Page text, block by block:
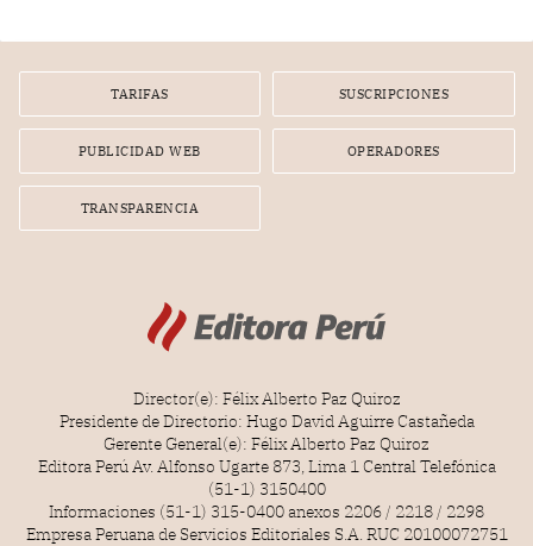
por la frustrada realización de un meet and greet con
TARIFAS SUSCRIPCIONES
PUBLICIDAD WEB OPERADORES
TRANSPARENCIA
Director(e): Félix Alberto Paz Quiroz
Presidente de Directorio: Hugo David Aguirre Castañeda
Gerente General(e): Félix Alberto Paz Quiroz
Editora Perú Av. Alfonso Ugarte 873, Lima 1 Central Telefónica
(51-1) 3150400
Informaciones (51-1) 315-0400 anexos 2206 / 2218 / 2298
Empresa Peruana de Servicios Editoriales S.A. RUC 20100072751